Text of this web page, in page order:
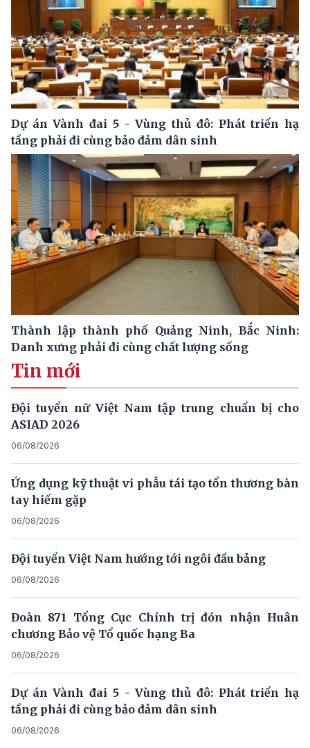
Dự án Vành đai 5 - Vùng thủ đô: Phát triển hạ
tầng phải đi cùng bảo đảm dân sinh
Thành lập thành phố Quảng Ninh, Bắc Ninh:
Danh xưng phải đi cùng chất lượng sống
Tin mới
Đội tuyển nữ Việt Nam tập trung chuẩn bị cho
ASIAD 2026
06/08/2026
Ứng dụng kỹ thuật vi phẫu tái tạo tổn thương bàn
tay hiếm gặp
06/08/2026
Đội tuyển Việt Nam hướng tới ngôi đầu bảng
06/08/2026
Đoàn 871 Tổng Cục Chính trị đón nhận Huân
chương Bảo vệ Tổ quốc hạng Ba
06/08/2026
Dự án Vành đai 5 - Vùng thủ đô: Phát triển hạ
tầng phải đi cùng bảo đảm dân sinh
06/08/2026